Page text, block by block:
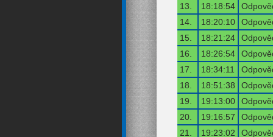
13. 18:18:54
14.
18:20:10
15.
18:21:24
16.
18:26:54
17.
18:34:11
18.
18:51:38
19.
19:13:00
20.
19:16:57
21.
19:23:02